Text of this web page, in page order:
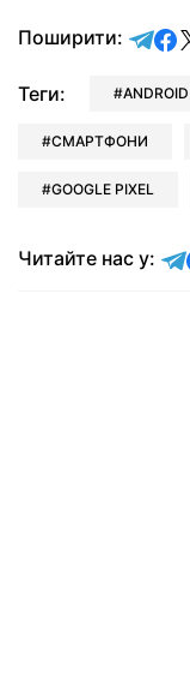
Поширити:
Теги: ANDROID
СМАРТФОНИ
GOOGLE PIXEL
Читайте нас у: